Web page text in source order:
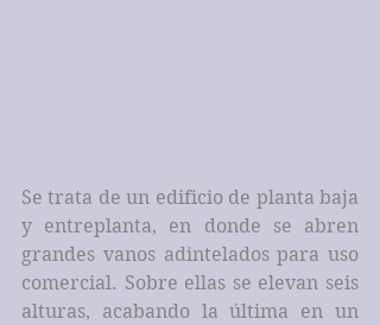
Se trata de un edificio de planta baja
y entreplanta, en donde se abren
grandes vanos adintelados para uso
comercial. Sobre ellas se elevan seis
alturas, acabando la última en un